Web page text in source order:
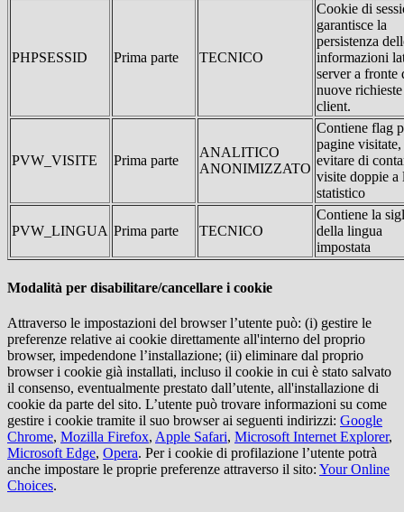
PHPSESSID Prima parte TECNICO
Cookie di
garantisce la
persistenza
informazioni
server a fronte
nuove
client.
PVW_VISITE Prima parte
ANALITICO
ANONIMIZZATO
Contiene flag
pagine visitate,
evitare di
visite doppie a
statistico
PVW_LINGUA Prima parte TECNICO
Contiene la
della lingua
impostata
Modalità per disabilitare/cancellare i cookie
Attraverso le impostazioni del browser l’utente può: (i) gestire le
preferenze relative ai cookie direttamente all'interno del proprio
browser, impedendone l’installazione; (ii) eliminare dal proprio
browser i cookie già installati, incluso il cookie in cui è stato salvato
il consenso, eventualmente prestato dall’utente, all'installazione di
cookie da parte del sito. L’utente può trovare informazioni su come
gestire i cookie tramite il suo browser ai seguenti indirizzi: Google
Chrome, Mozilla Firefox, Apple Safari, Microsoft Internet Explorer,
Microsoft Edge, Opera. Per i cookie di profilazione l’utente potrà
anche impostare le proprie preferenze attraverso il sito: Your Online
Choices.